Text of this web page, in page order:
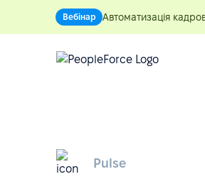
Вебінар Автоматизація
Pulse